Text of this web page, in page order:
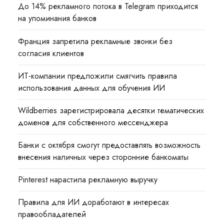
До 14% рекламного потока в Telegram приходится
на упоминания банков
Франция запретила рекламные звонки без
согласия клиентов
ИТ-компании предложили смягчить правила
использования данных для обучения ИИ
Wildberries зарегистрировала десятки тематических
доменов для собственного мессенджера
Банки с октября смогут предоставлять возможность
внесения наличных через сторонние банкоматы
Pinterest нарастила рекламную выручку
Правила для ИИ доработают в интересах
правообладателей